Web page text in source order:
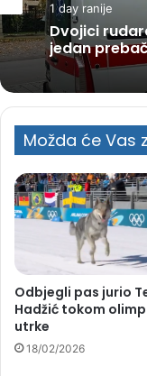
1 day ranije
Dvojici
jedan
Možda će Vas
Odbjegli pas jurio
Hadžić tokom
utrke
18/02/2026